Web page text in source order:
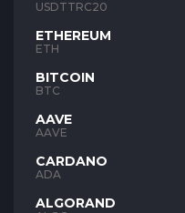
USDTTRC20
ETHEREUM
ETH
BITCOIN
BTC
AAVE
AAVE
CARDANO
ADA
ALGORAND